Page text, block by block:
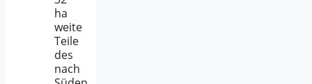
ha
weite
Teile
des
nach